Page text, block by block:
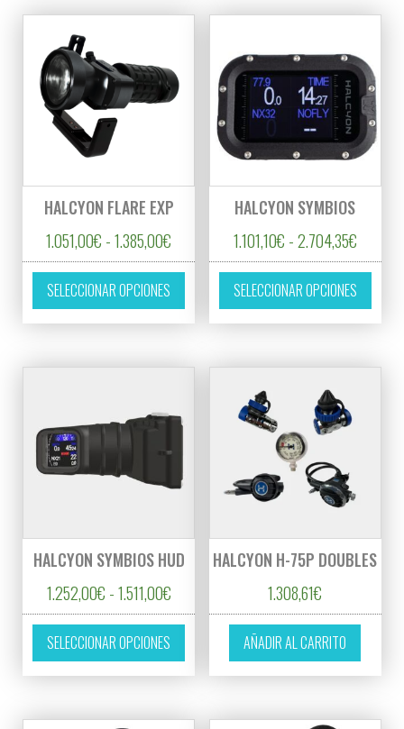
HALCYON FLARE EXP
1.051,00€ -1.385,00€ Rango de precios: desde 1.051,00€
SELECCIONAR OPCIONES
Este producto tiene múltiples variantes.
HALCYON SYMBIOS
1.101,10€ -2.704,35€Rango
SELECCIONAR OPCIONES
Este
HALCYON SYMBIOS HUD
1.252,00€ -1.511,00€Rango de precios: desde 1.252,00€ hasta
SELECCIONAR OPCIONES
Este producto tiene múltiples variantes.
HALCYON H-75P DOUBLES
1.308,61€
AÑADIR AL CARRITO